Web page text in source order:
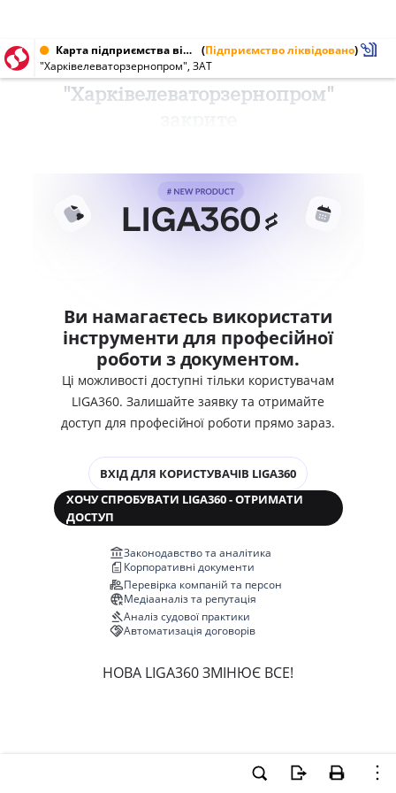
Карта підприємства від 29.03.2001 № 30034814 (Підприємство ліквідовано)
"Харківелеваторзернопром", ЗАТ
"Харківелеваторзернопром"
Ви намагаєтесь використати
інструменти для професійної
роботи з документом.
Ці можливості доступні тільки користувачам
LIGA360. Залишайте заявку та отримайте
доступ для професійної роботи прямо зараз.
ВХІД ДЛЯ КОРИСТУВАЧІВ LIGA360
ХОЧУ СПРОБУВАТИ LIGA360 - ОТРИМАТИ
ДОСТУП
Законодавство та аналітика
Корпоративні документи
Перевірка компаній та персон
Медіааналіз та репутація
Аналіз судової практики
Автоматизація договорів
НОВА LIGA360 ЗМІНЮЄ ВСЕ!